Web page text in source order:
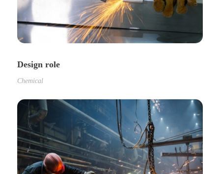
Design role
Chemical